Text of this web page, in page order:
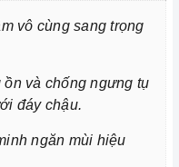
nhiều công việc lại
đình mình.
vô cùng sang trọng
ồn và chống ngưng tụ
đáy chậu.
ngăn mùi hiệu